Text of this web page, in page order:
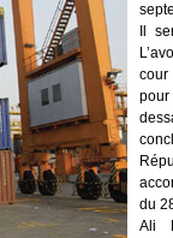
Il
cour
du
Ali